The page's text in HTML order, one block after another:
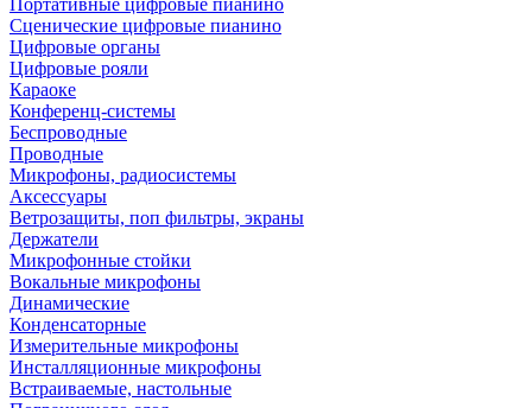
Портативные цифровые пианино
Сценические цифровые пианино
Цифровые органы
Цифровые рояли
Караоке
Конференц-системы
Беспроводные
Проводные
Микрофоны, радиосистемы
Аксессуары
Ветрозащиты, поп фильтры, экраны
Держатели
Микрофонные стойки
Вокальные микрофоны
Динамические
Конденсаторные
Измерительные микрофоны
Инсталляционные микрофоны
Встраиваемые, настольные